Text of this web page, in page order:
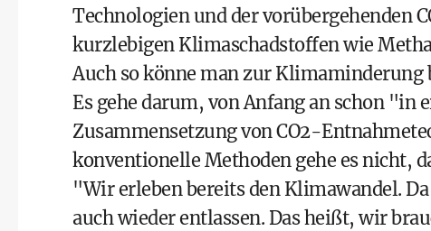
Technologien und der vorübergehenden
kurzlebigen Klimaschadstoffen wie
Auch so könne man zur Klimaminderung
Es gehe darum, von Anfang an schon
Zusammensetzung von CO2-
konventionelle Methoden gehe es nicht,
"Wir erleben bereits den Klimawandel.
auch wieder entlassen. Das heißt, wir